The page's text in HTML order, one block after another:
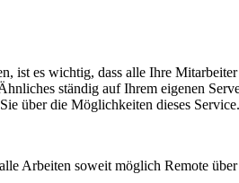
ist es wichtig, dass alle Ihre
ständig auf Ihrem eigenen
über die Möglichkeiten dieses Service.
Arbeiten soweit möglich Remote